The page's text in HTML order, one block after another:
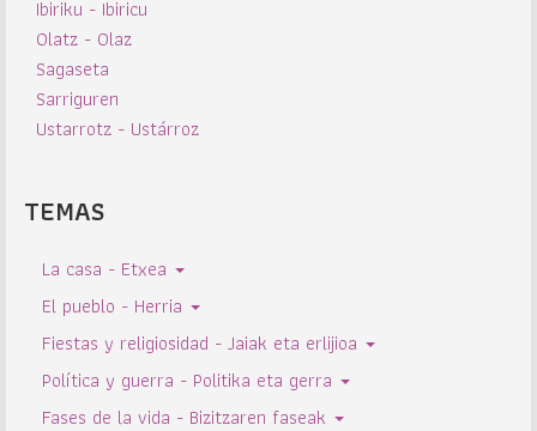
Ibiriku - Ibiricu
Olatz - Olaz
Sagaseta
Sarriguren
Ustarrotz - Ustárroz
TEMAS
La casa - Etxea
El pueblo - Herria
Fiestas y religiosidad - Jaiak eta erlijioa
Política y guerra - Politika eta gerra
Fases de la vida - Bizitzaren faseak